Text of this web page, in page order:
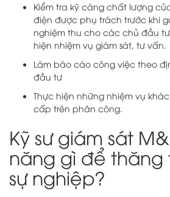
Kiểm tra kỹ càng chất lượng
điện được phụ trách trước khi
nghiệm thu cho các chủ đầu
hiện nhiệm vụ giám sát, tư vấn.
Làm báo cáo công việc theo
đầu tư
Thực hiện những nhiệm vụ
cấp trên phân công.
Kỹ sư giám sát
năng gì để thăng
sự nghiệp?